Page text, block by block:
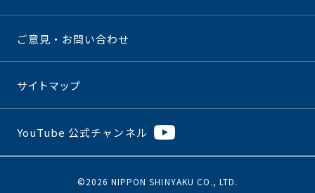
ご意見・お問い合わせ
サイトマップ
YouTube 公式チャンネル
©2026 NIPPON SHINYAKU CO., LTD.